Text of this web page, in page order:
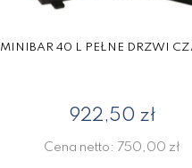
MINIBAR 40 L PEŁNE DRZWI
922,50 zł
Cena netto: 750,00 zł